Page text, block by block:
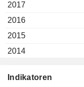
Indikatoren
2017
2016
2015
2014
2012